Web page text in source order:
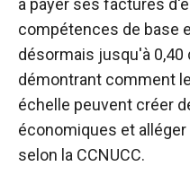
à payer ses factures
compétences de base
désormais jusqu'à 0,40
démontrant comment
échelle peuvent créer
économiques et
selon la CCNUCC.